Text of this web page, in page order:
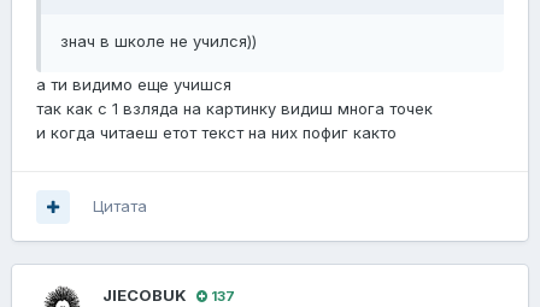
знач в школе не учился))
а ти видимо еще учишся
так как с 1 взляда на картинку видиш многа точек
и когда читаеш етот текст на них пофиг както
Цитата
JIECOBUK 137